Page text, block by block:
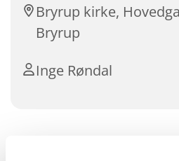
Bryrup kirke,
Bryrup
Inge Røndal